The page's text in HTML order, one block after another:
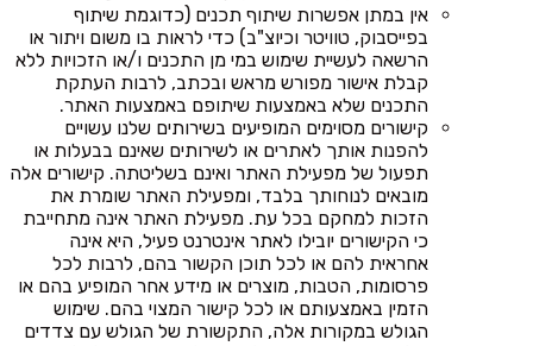
אין במתן אפשרות שיתוף תכנים (כדוגמת שיתוף
בפייסבוק, טוויטר וכיוצ"ב) כדי לראות בו משום ויתור או
הרשאה לעשיית שימוש במי מן התכנים ו/או הזכויות ללא
קבלת אישור מפורש מראש ובכתב, לרבות העתקת
התכנים שלא באמצעות שיתופם באמצעות האתר.
קישורים מסוימים המופיעים בשירותים שלנו עשויים
להפנות אותך לאתרים או לשירותים שאינם בבעלות או
תפעול של מפעילת האתר ואינם בשליטתה. קישורים אלה
מובאים לנוחותך בלבד, ומפעילת האתר שומרת את
הזכות למחקם בכל עת. מפעילת האתר אינה מתחייבת
כי הקישורים יובילו לאתר אינטרנט פעיל, היא אינה
אחראית להם או לכל תוכן הקשור בהם, לרבות לכל
פרסומות, הטבות, מוצרים או מידע אחר המופיע בהם או
הזמין באמצעותם או לכל קישור המצוי בהם. שימוש
הגולש במקורות אלה, התקשורת של הגולש עם צדדים